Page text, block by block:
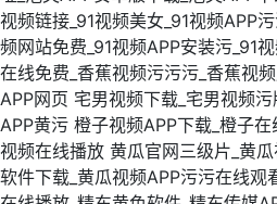
视频链接_91视频美女_91视频APP
频网站免费_91视频APP安装污_91
在线免费_香蕉视频污污污_香蕉视
APP网页 宅男视频下载_宅男视频
APP黄污 橙子视频APP下载_橙子
视频在线播放 黄瓜官网三级片_黄
软件下载_黄瓜视频APP污污在线观